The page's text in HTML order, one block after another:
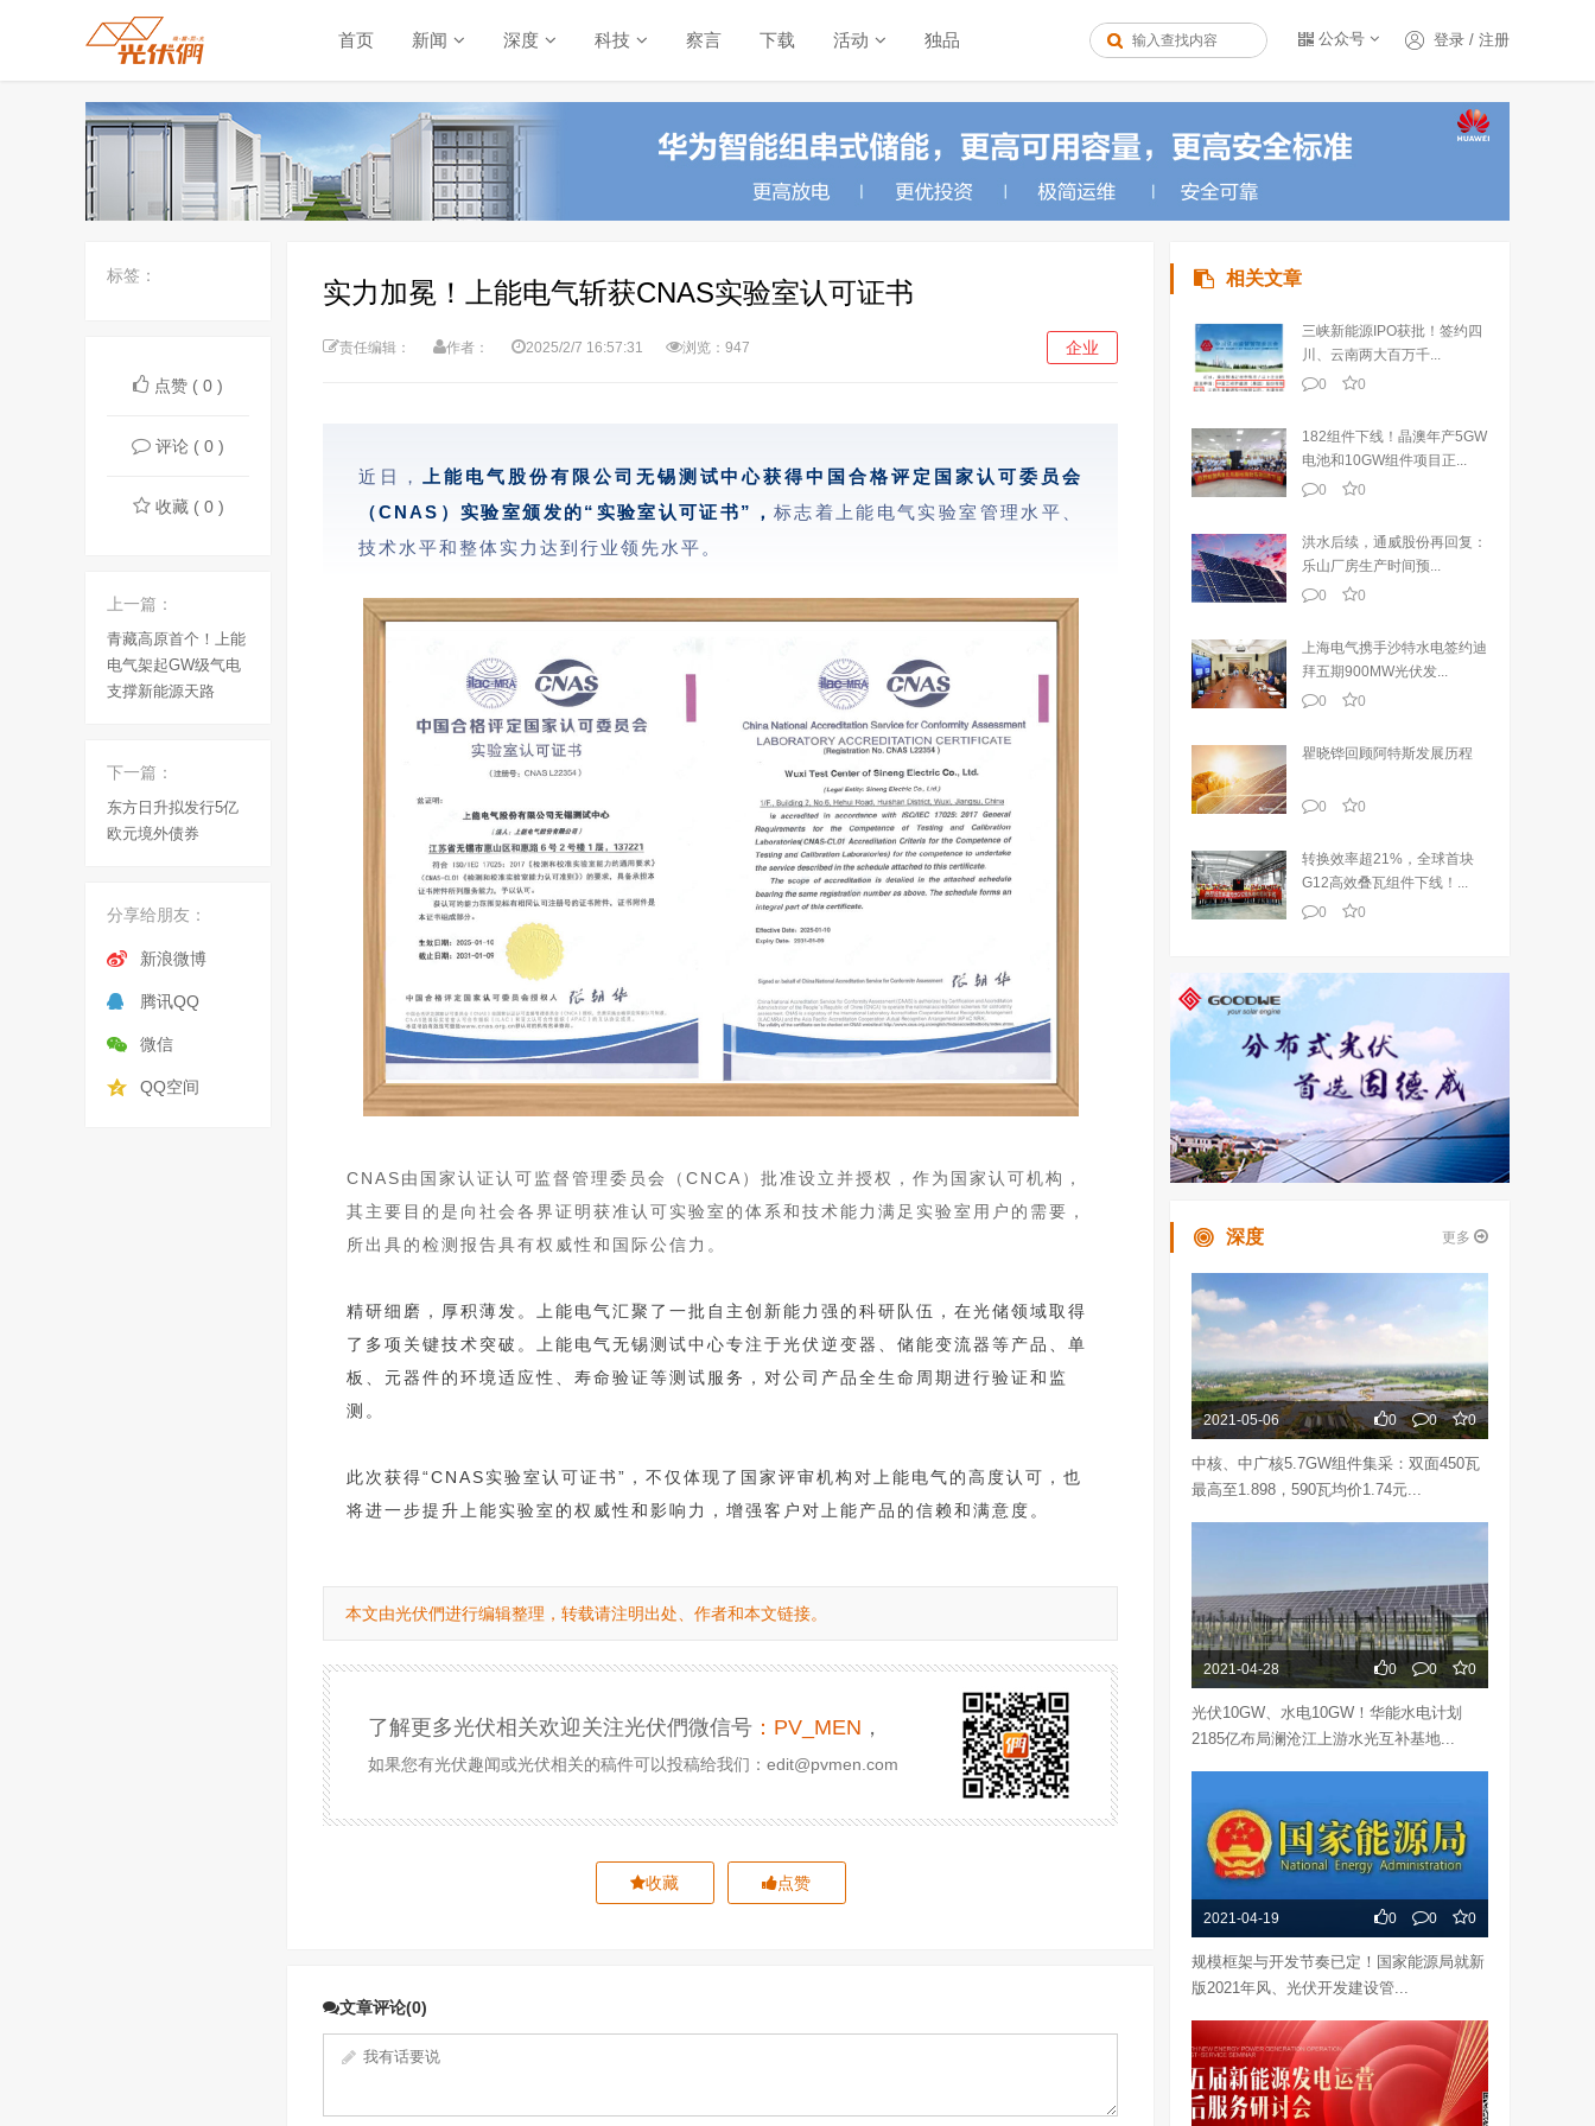
首页 新闻 深度 科技 察言 下载 活动 独品 登录 / 注册
公众号
标签：
点赞 ( 0 )
评论 ( 0 )
收藏 ( 0 )
上一篇：
青藏高原首个！上能
电气架起GW级气电
支撑新能源天路
下一篇：
东方日升拟发行5亿
欧元境外债券
分享给朋友：
新浪微博
腾讯QQ
微信
QQ空间
实力加冕！上能电气斩获CNAS实验室认可证书
责任编辑： 作者： 2025/2/7 16:57:31 浏览：947 企业
近日，
上能电气股份有限公司无锡测试中心获得中国合格评定国家认可委员会
（CNAS）实验室颁发的“实验室认可证书”， 标志着上能电气实验室管理水平、
技术水平和整体实力达到行业领先水平。
CNAS由国家认证认可监督管理委员会（CNCA）批准设立并授权，作为国家认可机构，
其主要目的是向社会各界证明获准认可实验室的体系和技术能力满足实验室用户的需要，
所出具的检测报告具有权威性和国际公信力。
精研细磨，厚积薄发。上能电气汇聚了一批自主创新能力强的科研队伍，在光储领域取得
了多项关键技术突破。上能电气无锡测试中心专注于光伏逆变器、储能变流器等产品、单
板、元器件的环境适应性、寿命验证等测试服务，对公司产品全生命周期进行验证和监
测。
此次获得“CNAS实验室认可证书”，不仅体现了国家评审机构对上能电气的高度认可，也
将进一步提升上能实验室的权威性和影响力，增强客户对上能产品的信赖和满意度。
本文由光伏們进行编辑整理，转载请注明出处、作者和本文链接。
了解更多光伏相关欢迎关注光伏們微信号 ：PV_MEN ，
如果您有光伏趣闻或光伏相关的稿件可以投稿给我们：edit@pvmen.com
收藏 点赞
文章评论(0)
相关文章
三峡新能源IPO获批！签约四
川、云南两大百万千...
0
0
182组件下线！晶澳年产5GW
电池和10GW组件项目正...
0
0
洪水后续，通威股份再回复：
乐山厂房生产时间预...
0
0
上海电气携手沙特水电签约迪
拜五期900MW光伏发...
0
0
瞿晓铧回顾阿特斯发展历程
0 0
转换效率超21%，全球首块
G12高效叠瓦组件下线！...
0
0
深度 更多
2021-05-06 0 0 0
中核、中广核5.7GW组件集采：双面450瓦
最高至1.898，590瓦均价1.74元...
2021-04-28 0 0 0
光伏10GW、水电10GW！华能水电计划
2185亿布局澜沧江上游水光互补基地...
2021-04-19 0 0 0
规模框架与开发节奏已定！国家能源局就新
版2021年风、光伏开发建设管...